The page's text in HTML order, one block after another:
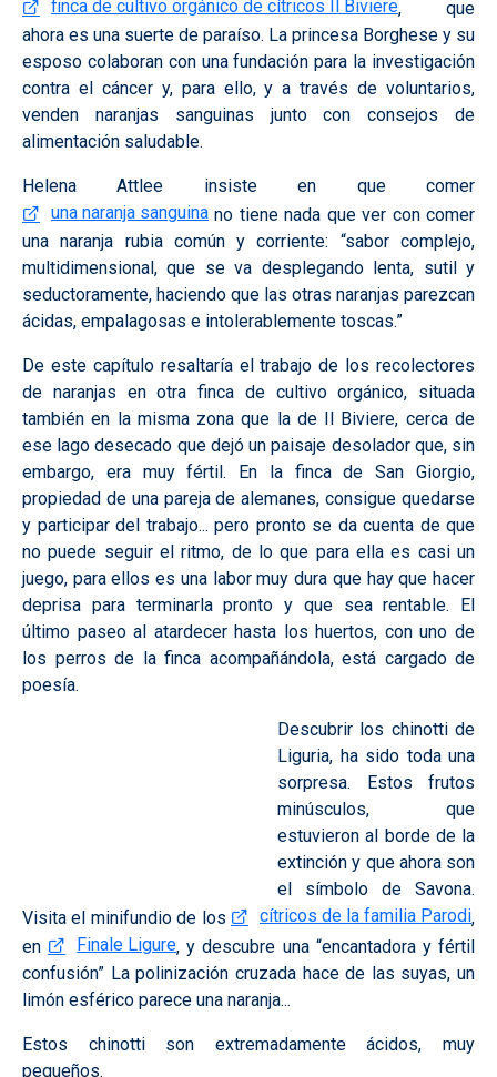
finca de cultivo orgánico de cítricos Il Biviere, que
ahora es una suerte de paraíso. La princesa Borghese y su
esposo colaboran con una fundación para la investigación
contra el cáncer y, para ello, y a través de voluntarios,
venden naranjas sanguinas junto con consejos de
alimentación saludable.
Helena Attlee insiste en que comer
una naranja sanguina no tiene nada que ver con comer
una naranja rubia común y corriente: “sabor complejo,
multidimensional, que se va desplegando lenta, sutil y
seductoramente, haciendo que las otras naranjas parezcan
ácidas, empalagosas e intolerablemente toscas.”
De este capítulo resaltaría el trabajo de los recolectores
de naranjas en otra finca de cultivo orgánico, situada
también en la misma zona que la de Il Biviere, cerca de
ese lago desecado que dejó un paisaje desolador que, sin
embargo, era muy fértil. En la finca de San Giorgio,
propiedad de una pareja de alemanes, consigue quedarse
y participar del trabajo... pero pronto se da cuenta de que
no puede seguir el ritmo, de lo que para ella es casi un
juego, para ellos es una labor muy dura que hay que hacer
deprisa para terminarla pronto y que sea rentable. El
último paseo al atardecer hasta los huertos, con uno de
los perros de la finca acompañándola, está cargado de
poesía.
Descubrir los chinotti de
Liguria, ha sido toda una
sorpresa. Estos frutos
minúsculos, que
estuvieron al borde de la
extinción y que ahora son
el símbolo de Savona.
Visita el minifundio de los
cítricos de la familia Parodi,
en
Finale Ligure, y descubre una “encantadora y fértil
confusión” La polinización cruzada hace de las suyas, un
limón esférico parece una naranja...
Estos chinotti son extremadamente ácidos, muy
pequeños.